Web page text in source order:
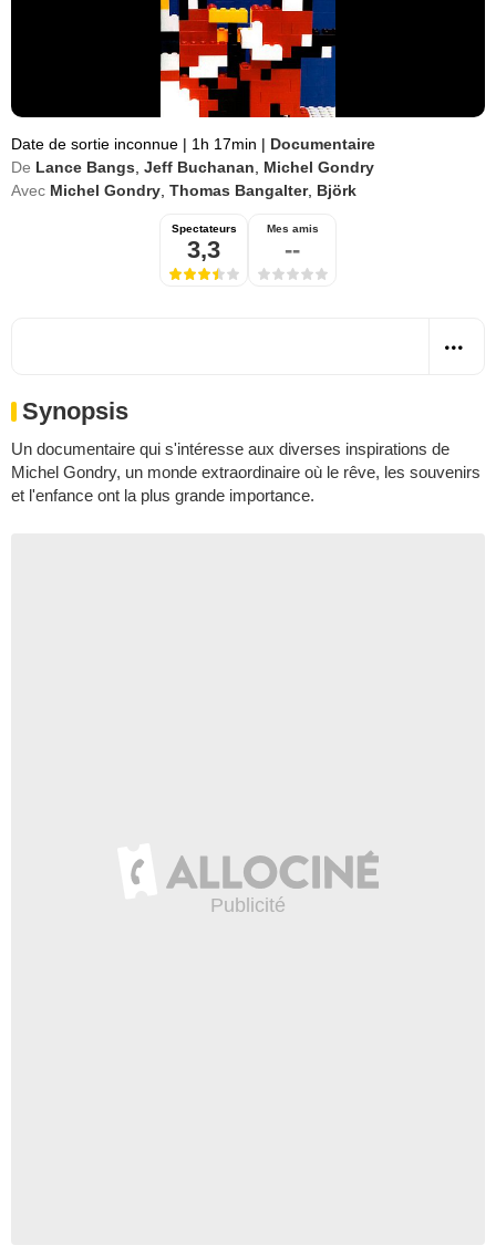
Date de sortie inconnue | 1h 17min | Documentaire
De Lance Bangs Jeff Buchanan
Michel Gondry
Avec Michel Gondry Thomas Bangalter, Björk
Spectateurs
3,3
Mes amis
--
Synopsis
Un documentaire qui s'intéresse aux diverses inspirations de
Michel Gondry, un monde extraordinaire où le rêve, les souvenirs
et l'enfance ont la plus grande importance.